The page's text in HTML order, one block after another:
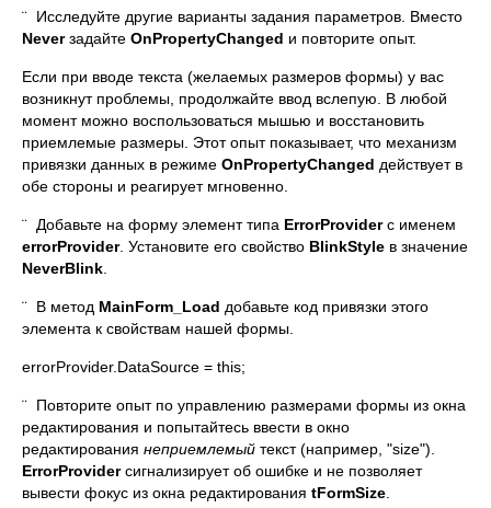
¨ Исследуйте другие варианты задания параметров. Вместо
Neverзадайте OnPropertyChanged и повторите опыт.
Если при вводе текста (желаемых размеров формы) у вас
возникнут проблемы, продолжайте ввод вслепую. В любой
момент можно воспользоваться мышью и восстановить
приемлемые размеры. Этот опыт показывает, что механизм
привязки данных в режиме OnPropertyChanged действует в
обе стороны и реагирует мгновенно.
¨ Добавьте на форму элемент типа ErrorProviderс именем
errorProvider. Установите его свойство BlinkStyle в значение
NeverBlink
¨ В метод MainForm_Load добавьте код привязки этого
элемента к свойствам нашей формы.
errorProvider.DataSource = this;
¨ Повторите опыт по управлению размерами формы из окна
редактирования и попытайтесь ввести в окно
редактирования неприемлемый текст (например, "size").
ErrorProviderсигнализирует об ошибке и не позволяет
вывести фокус из окна редактирования tFormSize